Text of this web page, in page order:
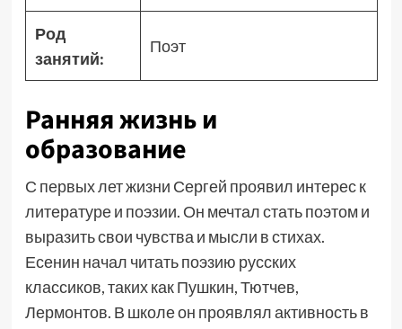
Род
занятий:
Поэт
Ранняя жизнь и
образование
С первых лет жизни Сергей проявил интерес к
литературе и поэзии. Он мечтал стать поэтом и
выразить свои чувства и мысли в стихах.
Есенин начал читать поэзию русских
классиков, таких как Пушкин, Тютчев,
Лермонтов. В школе он проявлял активность в